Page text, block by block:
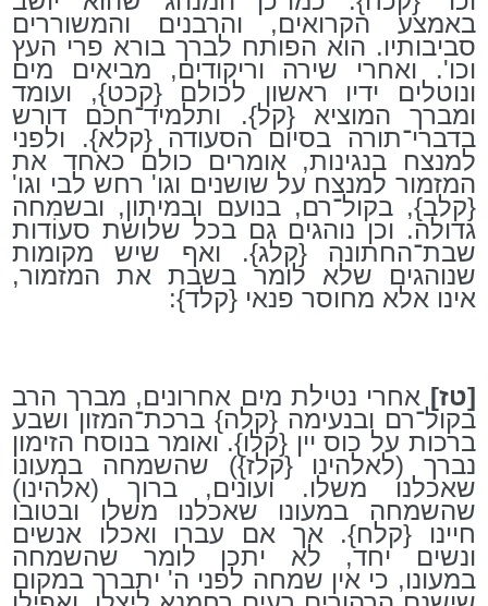
באמצע הקרואים, והרבנים והמשוררים
סביבותיו. הוא הפותח לברך בורא פרי העץ
וכו'. ואחרי שירה וריקודים, מביאים מים
ונוטלים ידיו ראשון לכולם {קכט}, ועומד
ומברך המוציא {קל}. ותלמיד־חכם דורש
בדברי־תורה בסיום הסעודה {קלא}. ולפני
למנצח בנגינות, אומרים כולם כאחד את
המזמור למנצח על שושנים וגו' רחש לבי וגו'
{קלב}, בקול־רם, בנועם ובמיתון, ובשמחה
גדולה. וכן נוהגים גם בכל שלושת סעוֹדות
שבת־החתונה {קלג}. ואף שיש מקומות
שנוהגים שלא לומר בשבת את המזמור,
אינו אלא מחוסר פנאי {קלד}:
[טז] אחרי נטילת מים אחרונים, מברך הרב
בקול־רם ובנעימה {קלה} ברכת־המזון ושבע
ברכות על כוס יין {קלו}. ואומר בנוסח הזימון
נברך (לאלהינו {קלז}) שהשמחה במעונו
שאכלנו משלו. ועונים, ברוך (אלהינו)
שהשמחה במעונו שאכלנו משלו ובטובו
חיינו {קלח}. אך אם עברו ואכלו אנשים
ונשים יחד, לא יתכן לומר שהשמחה
במעונו, כי אין שמחה לפני ה' יתברך במקום